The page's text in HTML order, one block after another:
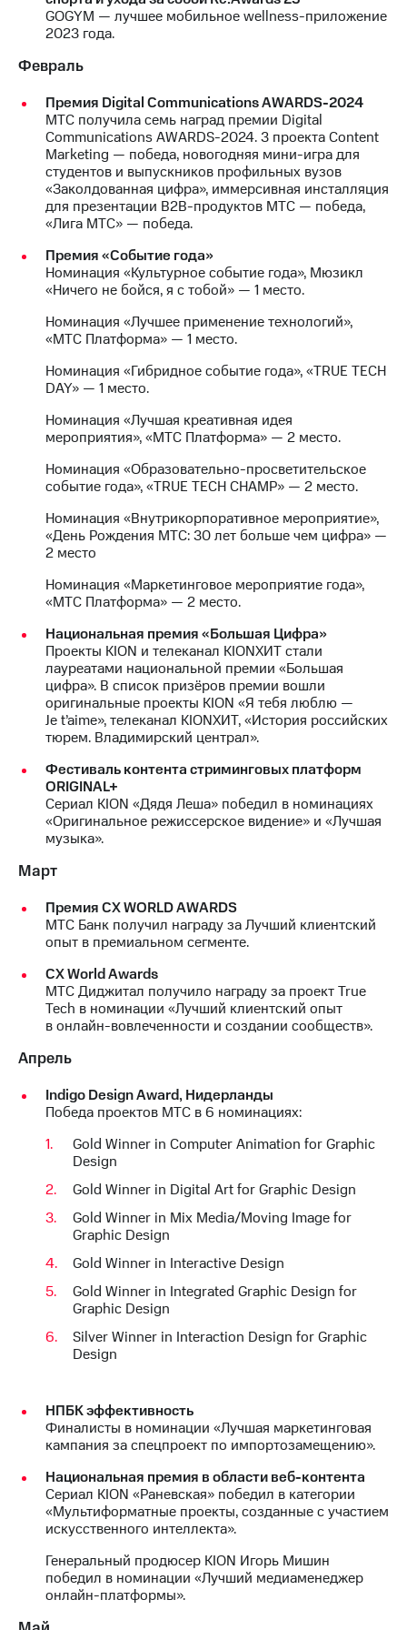
МТС
Интервью
Финансовая
отчетность
Контакты
в
регионе
Корпоративное
управление
Корпоративный
секретарь
Раскрытие
информации
Информация
акционерам
Документы
ПАО
"МТС"
Собрания
акционеров
кабинет
акционера
капитал
Контроль
и
аудит
Рынок
акций
Программа
приобретения
Порядок
выкупа
акций
Описание
Еврооблигации-2023
Уведомление
о
погашении
именных
облигаций
Регистратор
Реквизиты
Контакты
развитие
деловая этика
GOGYM — лучшее мобильное wellness-приложение
2023 года.
Февраль
Премия Digital Communications AWARDS-2024
МТС получила семь наград премии Digital
Communications AWARDS-2024. 3 проекта Content
Marketing — победа, новогодняя мини-игра для
студентов и выпускников профильных вузов
«Заколдованная цифра», иммерсивная инсталляция
для презентации B2B-продуктов МТС — победа,
«Лига МТС» — победа.
Премия «Событие года»
Номинация «Культурное событие года», Мюзикл
«Ничего не бойся, я с тобой» — 1 место.
Номинация «Лучшее применение технологий»,
«МТС Платформа» — 1 место.
Номинация «Гибридное событие года», «TRUE TECH
DAY» — 1 место.
Номинация «Лучшая креативная идея
мероприятия», «МТС Платформа» — 2 место.
Номинация «Образовательно-просветительское
событие года», «TRUE TECH CHAMP» — 2 место.
Номинация «Внутрикорпоративное мероприятие»,
«День Рождения МТС: 30 лет больше чем цифра» —
2 место
Номинация «Маркетинговое мероприятие года»,
«МТС Платформа» — 2 место.
Национальная премия «Большая Цифра»
Проекты KION и телеканал KIONХИТ стали
лауреатами национальной премии «Большая
цифра». В список призёров премии вошли
оригинальные проекты KION «Я тебя люблю —
Je t’aime», телеканал KIONХИТ, «История российских
тюрем. Владимирский централ».
Фестиваль контента стриминговых платформ
ORIGINAL+
Сериал KION «Дядя Леша» победил в номинациях
«Оригинальное режиссерское видение» и «Лучшая
музыка».
Март
Премия CX WORLD AWARDS
МТС Банк получил награду за Лучший клиентский
опыт в премиальном сегменте.
СХ World Awards
МТС Диджитал получило награду за проект True
Tech в номинации «Лучший клиентский опыт
в онлайн-вовлеченности и создании сообществ».
Апрель
Indigo Design Award, Нидерланды
Победа проектов МТС в 6 номинациях:
Gold Winner in Computer Animation for Graphic
Design
Gold Winner in Digital Art for Graphic Design
Gold Winner in Mix Media/Moving Image for
Graphic Design
Gold Winner in Interactive Design
Gold Winner in Integrated Graphic Design for
Graphic Design
Silver Winner in Interaction Design for Graphic
Design
НПБК эффективность
Финалисты в номинации «Лучшая маркетинговая
кампания за спецпроект по импортозамещению».
Национальная премия в области веб-контента
Сериал KION «Раневская» победил в категории
«Мультиформатные проекты, созданные с участием
искусственного интеллекта».
Генеральный продюсер KION Игорь Мишин
победил в номинации «Лучший медиаменеджер
онлайн-платформы».